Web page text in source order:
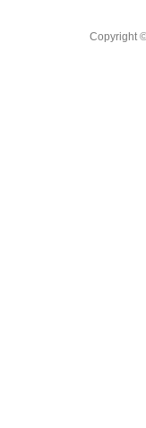
Copyright